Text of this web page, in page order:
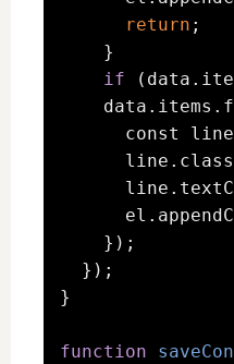
return ;
    }
if
const
    });
  });
}
function